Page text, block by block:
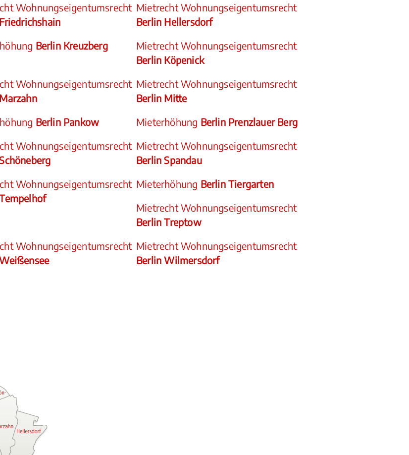
Wohnungseigentumsrecht Mietrecht Wohnungseigentumsrecht
Berlin Hellersdorf
Berlin Kreuzberg
Mietrecht Wohnungseigentumsrecht
Berlin Köpenick
Wohnungseigentumsrecht Mietrecht Wohnungseigentumsrecht
Berlin Mitte
Berlin Pankow Mieterhöhung Berlin Prenzlauer Berg
Wohnungseigentumsrecht Mietrecht Wohnungseigentumsrecht
Berlin Spandau
Wohnungseigentumsrecht Mieterhöhung Berlin Tiergarten
Mietrecht Wohnungseigentumsrecht
Berlin Treptow
Wohnungseigentumsrecht Mietrecht Wohnungseigentumsrecht
Berlin Wilmersdorf